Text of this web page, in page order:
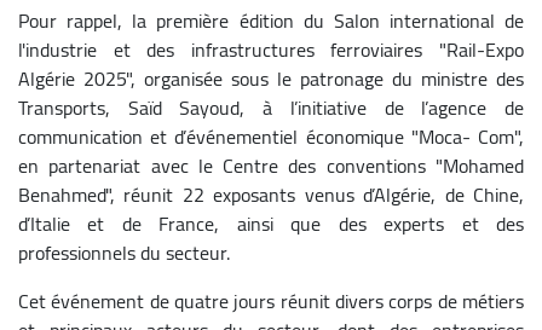
Pour rappel, la première édition du Salon international de
l'industrie et des infrastructures ferroviaires "Rail-Expo
Algérie 2025", organisée sous le patronage du ministre des
Transports, Saïd Sayoud, à l’initiative de l’agence de
communication et d’événementiel économique "Moca- Com",
en partenariat avec le Centre des conventions "Mohamed
Benahmed", réunit 22 exposants venus d’Algérie, de Chine,
d’Italie et de France, ainsi que des experts et des
professionnels du secteur.
Cet événement de quatre jours réunit divers corps de métiers